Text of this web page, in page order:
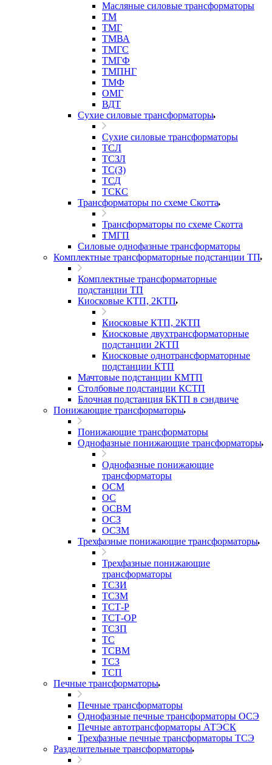
Масляные силовые трансформаторы
ТМ
ТМГ
ТМВА
ТМГС
ТМГФ
ТМПНГ
ТМФ
ОМГ
ВДТ
Сухие силовые трансформаторы
Сухие силовые трансформаторы
ТСЛ
ТСЗЛ
ТС(З)
ТСД
ТСКС
Трансформаторы по схеме Скотта
Трансформаторы по схеме Скотта
ТМГП
Силовые однофазные трансформаторы
Комплектные трансформаторные подстанции ТП
Комплектные трансформаторные
подстанции ТП
Киосковые КТП, 2КТП
Киосковые КТП, 2КТП
Киосковые двухтрансформаторные
подстанции 2КТП
Киосковые однотрансформаторные
подстанции КТП
Мачтовые подстанции КМТП
Столбовые подстанции КСТП
Блочная подстанция БКТП в сэндвиче
Понижающие трансформаторы
Понижающие трансформаторы
Однофазные понижающие трансформаторы
Однофазные понижающие
трансформаторы
ОСМ
ОС
ОСВМ
ОСЗ
ОСЗМ
Трехфазные понижающие трансформаторы
Трехфазные понижающие
трансформаторы
ТСЗИ
ТСЗМ
ТСТ-Р
ТСТ-ОР
ТСЗП
ТС
ТСВМ
ТСЗ
ТСП
Печные трансформаторы
Печные трансформаторы
Однофазные печные трансформаторы ОСЭ
Печные автотрансформаторы АТЭСК
Трехфазные печные трансформаторы ТСЭ
Разделительные трансформаторы